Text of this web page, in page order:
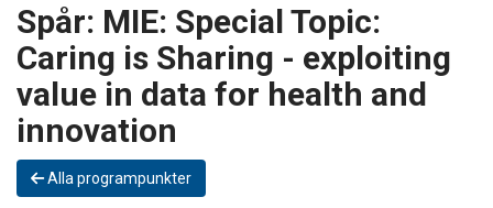
Spår: MIE: Special Topic:
Caring is Sharing - exploiting
value in data for health and
innovation
Alla programpunkter